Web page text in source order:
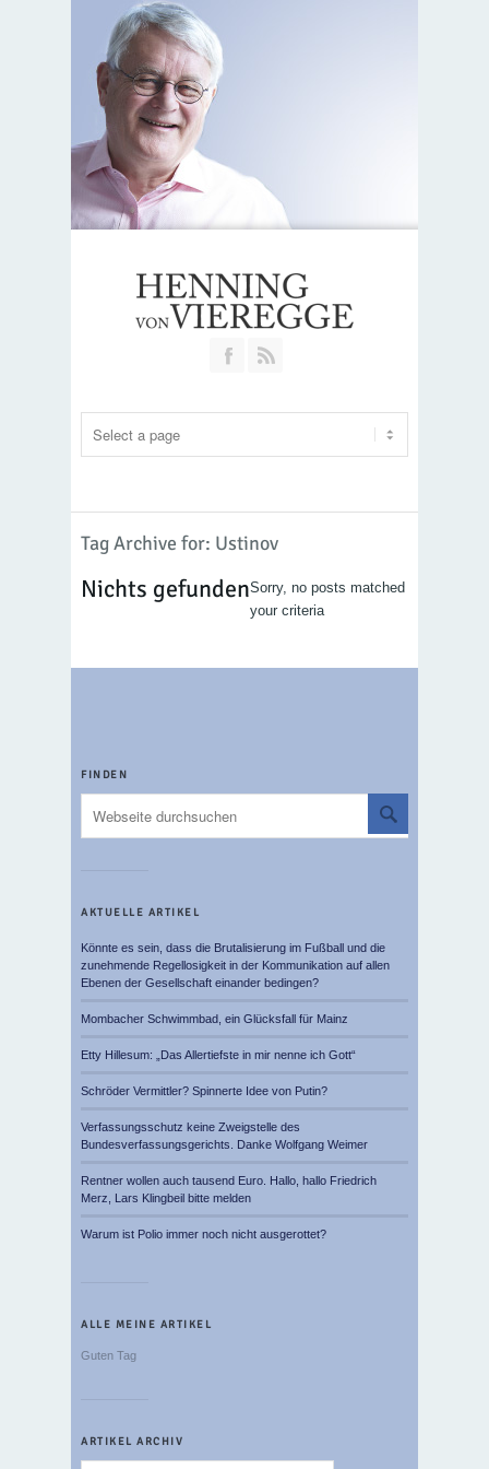
Join our Facebook Group
Tag Archive for: Ustinov
Nichts gefundenSorry, no posts matched
your criteria
FINDEN
AKTUELLE ARTIKEL
Könnte es sein, dass die Brutalisierung im Fußball und die
zunehmende Regellosigkeit in der Kommunikation auf allen
Ebenen der Gesellschaft einander bedingen?
Mombacher Schwimmbad, ein Glücksfall für Mainz
Etty Hillesum: „Das Allertiefste in mir nenne ich Gott“
Schröder Vermittler? Spinnerte Idee von Putin?
Verfassungsschutz keine Zweigstelle des
Bundesverfassungsgerichts. Danke Wolfgang Weimer
Rentner wollen auch tausend Euro. Hallo, hallo Friedrich
Merz, Lars Klingbeil bitte melden
Warum ist Polio immer noch nicht ausgerottet?
ALLE MEINE ARTIKEL
Guten Tag
ARTIKEL ARCHIV